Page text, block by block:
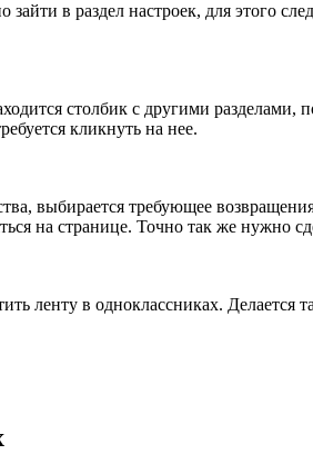
в раздел настроек, для этого
столбик с другими
кликнуть на нее.
выбирается требующее
на странице. Точно так же нужно
ленту в одноклассниках.